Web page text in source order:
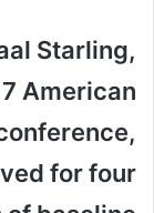
Starling,
American
for four